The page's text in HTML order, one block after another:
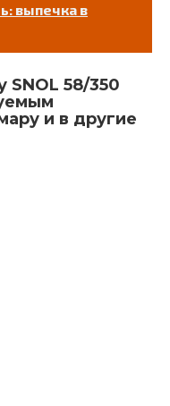
выпечка в
SNOL 58/350
и в другие